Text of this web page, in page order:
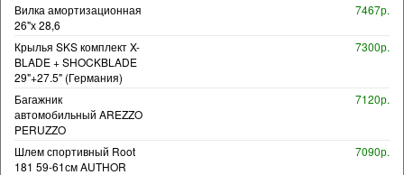
Вилка амортизационная
26"х 28,6
7467р.
Крылья SKS комплект X-
BLADE + SHOCKBLADE
29"+27.5" (Германия)
7300р.
Багажник
автомобильный AREZZO
PERUZZO
7120р.
Шлем спортивный Root
181 59-61см AUTHOR
7090р.